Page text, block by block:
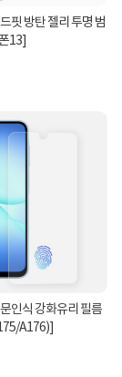
핏 방탄 젤리 투명 범
13]
인식 강화유리 필름
A176)]